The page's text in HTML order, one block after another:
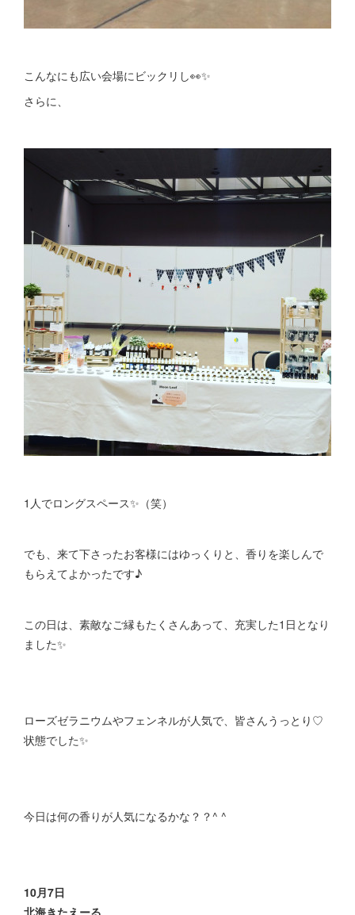
こんなにも広い会場にビックリし👀✨
さらに、
1人でロングスペース✨（笑）
でも、来て下さったお客様にはゆっくりと、香りを楽しんで
もらえてよかったです♪
この日は、素敵なご縁もたくさんあって、充実した1日となり
ました✨
ローズゼラニウムやフェンネルが人気で、皆さんうっとり♡
状態でした✨
今日は何の香りが人気になるかな？？^ ^
10月7日
北海きたえーる